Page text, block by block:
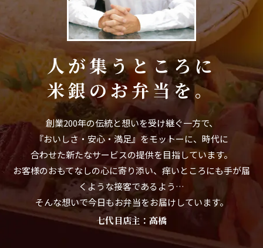
人が集うところに
米銀のお弁当を。
創業200年の伝統と想いを受け継ぐ一方で、
『おいしさ・安心・満足』をモットーに、時代に
合わせた新たなサービスの提供を目指しています。
お客様のおもてなしの心に寄り添い、痒いところにも手が届
くような接客であるよう…
そんな想いで今日もお弁当をお届けしています。
七代目店主：高橋